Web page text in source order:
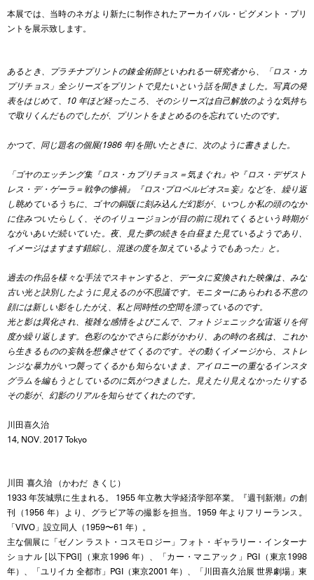
本展では、当時のネガより新たに制作されたアーカイバル・ピグメント・プリ
ントを展示致します。
あるとき、プラチナプリントの錬金術師といわれる一研究者から、「ロス・カ
プリチョス」全シリーズをプリントで見たいという話を聞きました。写真の発
表をはじめて、10 年ほど経ったころ、そのシリーズは自己解放のような気持ち
で取りくんだものでしたが、プリントをまとめるのを忘れていたのです。
かつて、同じ題名の個展(1986 年)を開いたときに、次のように書きました。
「ゴヤのエッチング集『ロス・カプリチョス＝気まぐれ』や『ロス・デザスト
レス・デ・ゲーラ＝戦争の惨禍』『ロス･プロベルビオス=妄』などを、繰り返
し眺めているうちに、ゴヤの銅版に刻み込んだ幻影が、いつしか私の頭のなか
に住みついたらしく、そのイリュージョンが目の前に現れてくるという時期が
ながいあいだ続いていた。夜、見た夢の続きを白昼また見ているようであり、
イメージはますます錯綜し、混迷の度を加えているようでもあった」と。
過去の作品を様々な手法でスキャンすると、データに変換された映像は、みな
古い光と訣別したように見えるのが不思議です。モニターにあらわれる不意の
顔には新しい影をしたがえ、私と同時性の空間を漂っているのです。
光と影は異化され、複雑な感情をよびこんで、フォトジェニックな宙返りを何
度か繰り返します。色彩のなかでさらに影がかわり、あの時の名残は、これか
ら生きるものの妄執を想像させてくるのです。その動くイメージから、ストレ
ンジな暴力がいつ襲ってくるかも知らないまま、アイロニーの重なるインスタ
グラムを編もうとしているのに気がつきました。見えたり見えなかったりする
その影が、幻影のリアルを知らせてくれたのです。
川田喜久治
14, NOV. 2017 Tokyo
川田 喜久治（かわだ きくじ）
1933 年茨城県に生まれる。 1955 年立教大学経済学部卒業。『週刊新潮』の創
刊（1956 年）より、グラビア等の撮影を担当。1959 年よりフリーランス。
「VIVO」設立同人（1959〜61 年）。
主な個展に「ゼノン ラスト・コスモロジー」フォト・ギャラリー・インターナ
ショナル [以下PGI]（東京1996 年）、「カー・マニアック」PGI（東京1998
年）、「ユリイカ 全都市」PGI（東京2001 年）、「川田喜久治展 世界劇場」東